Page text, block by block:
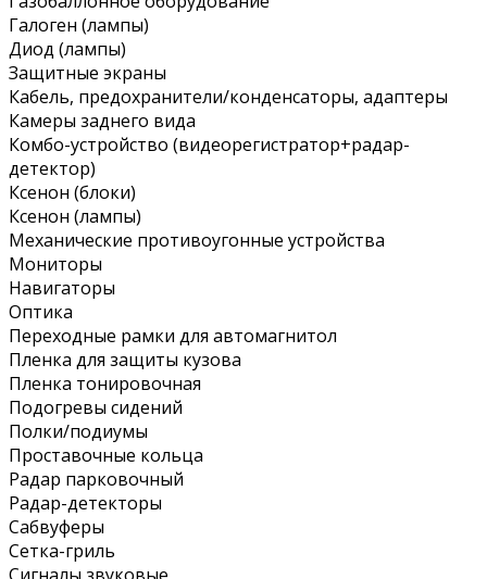
Галоген (лампы)
Диод (лампы)
Защитные экраны
Кабель, предохранители/конденсаторы, адаптеры
Камеры заднего вида
Комбо-устройство (видеорегистратор+радар-
детектор)
Ксенон (блоки)
Ксенон (лампы)
Механические противоугонные устройства
Мониторы
Навигаторы
Оптика
Переходные рамки для автомагнитол
Пленка для защиты кузова
Пленка тонировочная
Подогревы сидений
Полки/подиумы
Проставочные кольца
Радар парковочный
Радар-детекторы
Сабвуферы
Сетка-гриль